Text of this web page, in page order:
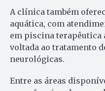
A clínica também
aquática, com
em piscina terapêutica
voltada ao tratamento
neurológicas.
Entre as áreas